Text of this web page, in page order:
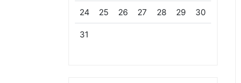
24 25 26 27 28 29 30
31